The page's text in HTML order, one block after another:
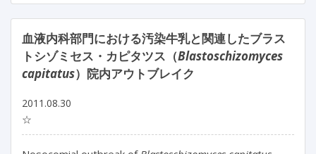
血液内科部門における汚染牛乳と関連したブラス
トシゾミセス・カピタツス（Blastoschizomyces
capitatus）院内アウトブレイク
2011.08.30
☆